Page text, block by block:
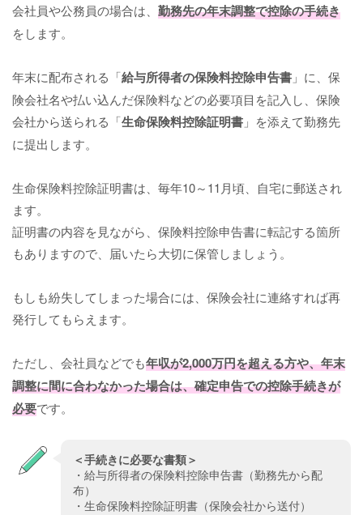
会社員や公務員の場合は、 勤務先の年末調整で控除の手続き
をします。
年末に配布される「給与所得者の保険料控除申告書 」に、保
険会社名や払い込んだ保険料などの必要項目を記入し、保険
会社から送られる「生命保険料控除証明書 」を添えて勤務先
に提出します。
生命保険料控除証明書は、毎年10～11月頃、自宅に郵送され
ます。
証明書の内容を見ながら、保険料控除申告書に転記する箇所
もありますので、届いたら大切に保管しましょう。
もしも紛失してしまった場合には、保険会社に連絡すれば再
発行してもらえます。
ただし、会社員などでも年収が2,000万円を超える方や、年末
調整に間に合わなかった場合は、確定申告での控除手続きが
必要です。
＜手続きに必要な書類＞
・給与所得者の保険料控除申告書（勤務先から配
布）
・生命保険料控除証明書（保険会社から送付）